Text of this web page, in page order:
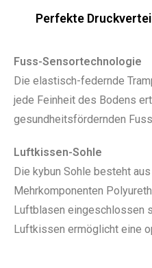
Perfekte
Fuss-Sensortechnologie
Die elastisch-federnde
jede Feinheit des Bodens
gesundheitsfördernden
Luftkissen-Sohle
Die kybun Sohle besteht
Mehrkomponenten
Luftblasen eingeschlossen
Luftkissen ermöglicht eine